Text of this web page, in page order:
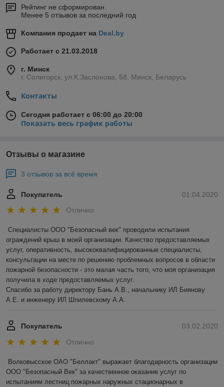
Рейтинг не сформирован
Менее 5 отзывов за последний год
Компания продает на Deal.by
Работает с 21.03.2018
г. Минск
г. Солигорск, ул.К.Заслонова, 58, Минск, Беларусь
Контакты
Сегодня работает с 06:00 до 20:00
Показать весь график работы
Отзывы о магазине
3 отзывов за всё время
01.04.2020
Покупатель
Отлично
Специалисты ООО "Безопасный век" проводили испытания
ограждений крыш в моей организации. Качество предоставляемых
услуг, оперативность, высококвалифицированные специалисты,
консультации на месте по решению проблемных вопросов в области
пожарной безопасности - это малая часть того, что моя организация
получила в ходе предоставляемых услуг.
Спасибо за работу директору Бань А.В., начальнику ИЛ Биянову
А.Е. и инженеру ИЛ Шпилевскому А.А.
03.02.2020
Покупатель
Отлично
Волковысское ОАО "Беллакт" выражает благодарность организации
ООО "Безопасный Век" за качественное оказание услуг по
испытаниям лестниц пожарных наружных стационарных в